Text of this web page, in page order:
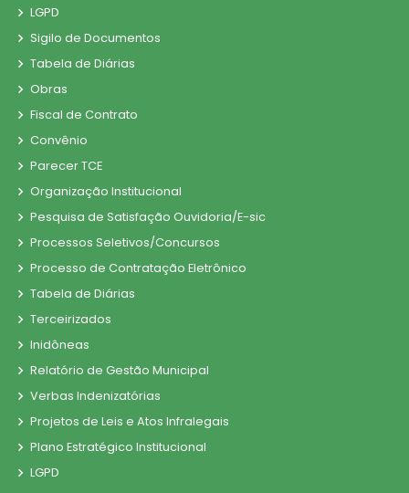
LGPD
Sigilo de Documentos
Tabela de Diárias
Obras
Fiscal de Contrato
Convênio
Parecer TCE
Organização Institucional
Pesquisa de Satisfação Ouvidoria/E-sic
Processos Seletivos/Concursos
Processo de Contratação Eletrônico
Tabela de Diárias
Terceirizados
Inidôneas
Relatório de Gestão Municipal
Verbas Indenizatórias
Projetos de Leis e Atos Infralegais
Plano Estratégico Institucional
LGPD